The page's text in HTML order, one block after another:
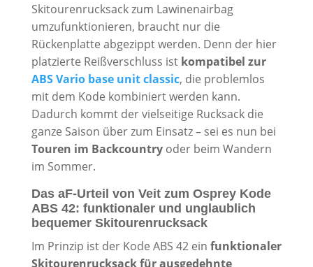
Skitourenrucksack zum Lawinenairbag
umzufunktionieren, braucht nur die
Rückenplatte abgezippt werden. Denn der hier
platzierte Reißverschluss istkompatibel zur
ABS Vario base unit classic, die problemlos
mit dem Kode kombiniert werden kann.
Dadurch kommt der vielseitige Rucksack die
ganze Saison über zum Einsatz – sei es nun bei
Touren im Backcountryoder beim Wandern
im Sommer.
Das aF-Urteil von Veit zum Osprey Kode
ABS 42: funktionaler und unglaublich
bequemer Skitourenrucksack
Im Prinzip ist der Kode ABS 42 ein funktionaler
Skitourenrucksack für ausgedehnte